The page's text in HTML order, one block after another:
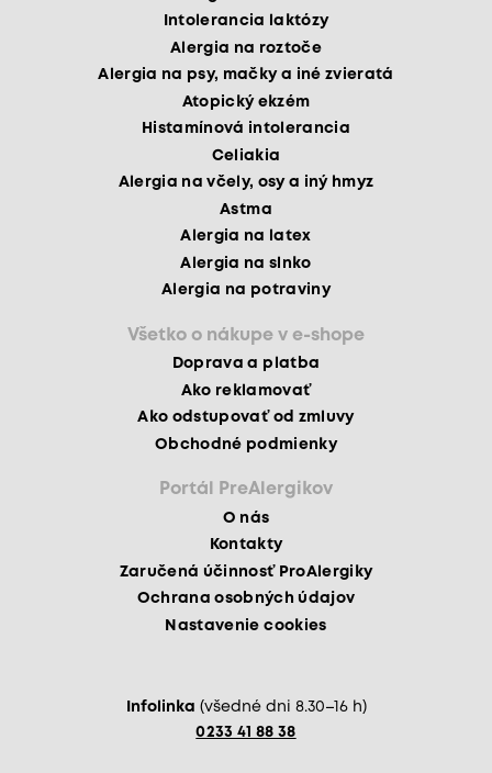
Intolerancia laktózy
Alergia na roztoče
Alergia na psy, mačky a iné zvieratá
Atopický ekzém
Histamínová intolerancia
Celiakia
Alergia na včely, osy a iný hmyz
Astma
Alergia na latex
Alergia na slnko
Alergia na potraviny
Všetko o nákupe v e-shope
Doprava a platba
Ako reklamovať
Ako odstupovať od zmluvy
Obchodné podmienky
Portál PreAlergikov
O nás
Kontakty
Zaručená účinnosť ProAlergiky
Ochrana osobných údajov
Nastavenie cookies
Infolinka (všedné dni 8.30–16 h)
0233 41 88 38